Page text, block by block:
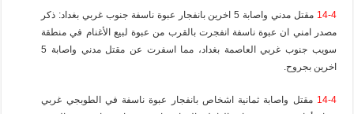
14-4
مقتل مدني واصابة 5 اخرين بانفجار عبوة ناسفة جنوب غربي بغداد: ذكر
مصدر امني ان عبوة ناسفة انفجرت بالقرب من عبوة لبيع الأغنام في منطقة
سويب جنوب غربي العاصمة بغداد، مما اسفرت عن مقتل مدني واصابة 5
اخرين بجروح.
14-4 مقتل واصابة ثمانية اشخاص بانفجار عبوة ناسفة في الطوبجي غربي